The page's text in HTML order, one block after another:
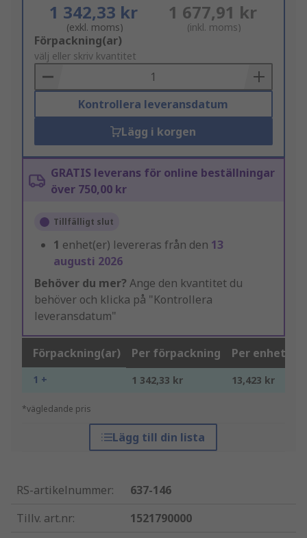
1 342,33 kr
(exkl. moms)
1 677,91 kr
(inkl. moms)
Add
to
Basket
Förpackning(ar)
välj eller skriv kvantitet
Kontrollera leveransdatum
Lägg i korgen
GRATIS leverans för online beställningar
över 750,00 kr
Tillfälligt slut
1 enhet(er) levereras från den 13
augusti 2026
Behöver du mer? Ange den kvantitet du
behöver och klicka på "Kontrollera
leveransdatum"
Förpackning(ar) Per förpackning Per enhet*
1 + 1 342,33 kr 13,423 kr
*vägledande pris
Lägg till din lista
RS-artikelnummer:
637-146
Tillv. art.nr:
1521790000